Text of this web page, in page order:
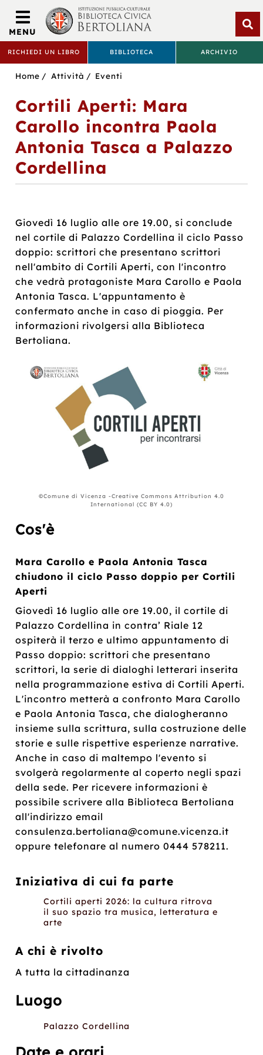
BIBLIOTECA
BERTOLIANA
RICHIEDI UN LIBRO BIBLIOTECA ARCHIVIO
MENU
Bertoliana
Sei
Home Attività Eventi
Cortili Aperti: Mara
Carollo incontra Paola
Antonia Tasca a Palazzo
Cordellina
Giovedì 16 luglio alle ore 19.00, si conclude
nel cortile di Palazzo Cordellina il ciclo Passo
doppio: scrittori che presentano scrittori
nell'ambito di Cortili Aperti, con l'incontro
che vedrà protagoniste Mara Carollo e Paola
Antonia Tasca. L'appuntamento è
confermato anche in caso di pioggia. Per
informazioni rivolgersi alla Biblioteca
Bertoliana.
©Comune di Vicenza -Creative Commons Attribution 4.0
International (CC BY 4.0)
Cos'è
Mara Carollo e Paola Antonia Tasca
chiudono il ciclo Passo doppio per Cortili
Aperti
Giovedì 16 luglio alle ore 19.00, il cortile di
Palazzo Cordellina in contra’ Riale 12
ospiterà il terzo e ultimo appuntamento di
Passo doppio: scrittori che presentano
scrittori, la serie di dialoghi letterari inserita
nella programmazione estiva di Cortili Aperti.
L'incontro metterà a confronto Mara Carollo
e Paola Antonia Tasca, che dialogheranno
insieme sulla scrittura, sulla costruzione delle
storie e sulle rispettive esperienze narrative.
Anche in caso di maltempo l'evento si
svolgerà regolarmente al coperto negli spazi
della sede. Per ricevere informazioni è
possibile scrivere alla Biblioteca Bertoliana
all'indirizzo email
consulenza.bertoliana@comune.vicenza.it
oppure telefonare al numero 0444 578211.
Iniziativa di cui fa parte
Cortili aperti 2026: la cultura ritrova
il suo spazio tra musica, letteratura e
arte
A chi è rivolto
A tutta la cittadinanza
Luogo
Palazzo Cordellina